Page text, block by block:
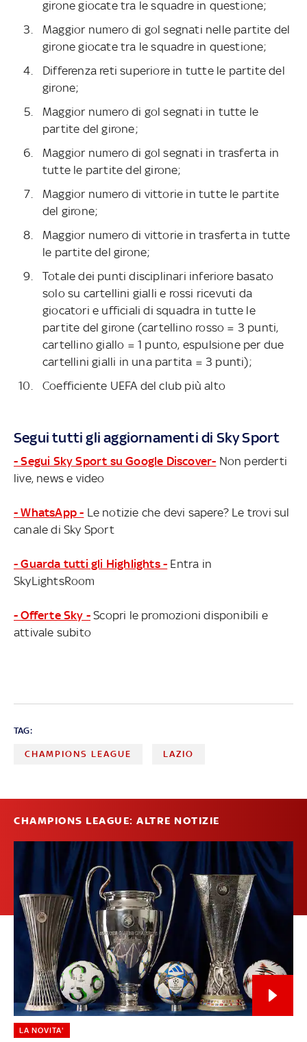
girone giocate tra le squadre in questione;
Maggior numero di gol segnati nelle partite del
girone giocate tra le squadre in questione;
Differenza reti superiore in tutte le partite del
girone;
Maggior numero di gol segnati in tutte le
partite del girone;
Maggior numero di gol segnati in trasferta in
tutte le partite del girone;
Maggior numero di vittorie in tutte le partite
del girone;
Maggior numero di vittorie in trasferta in tutte
le partite del girone;
Totale dei punti disciplinari inferiore basato
solo su cartellini gialli e rossi ricevuti da
giocatori e ufficiali di squadra in tutte le
partite del girone (cartellino rosso = 3 punti,
cartellino giallo = 1 punto, espulsione per due
cartellini gialli in una partita = 3 punti);
Coefficiente UEFA del club più alto
Segui tutti gli aggiornamenti di Sky Sport
- Segui Sky Sport su Google Discover- Non perderti
live, news e video
- WhatsApp - Le notizie che devi sapere? Le trovi sul
canale di Sky Sport
- Guarda tutti gli Highlights - Entra in
SkyLightsRoom
- Offerte Sky - Scopri le promozioni disponibili e
attivale subito
TAG:
CHAMPIONS LEAGUE LAZIO
CHAMPIONS LEAGUE: ALTRE NOTIZIE
LA NOVITA'